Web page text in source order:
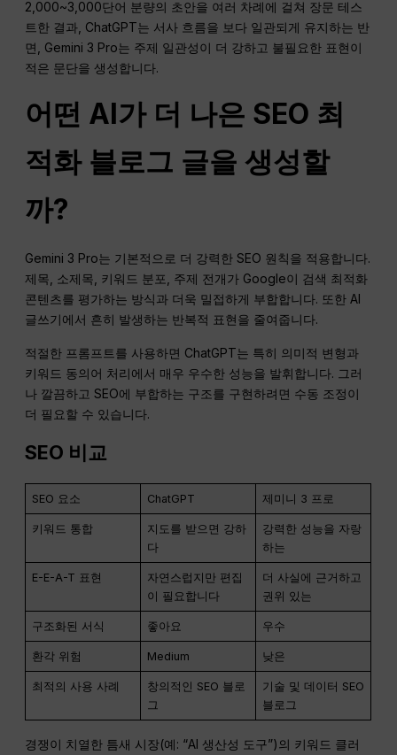
2,000~3,000단어 분량의 초안을 여러 차례에 걸쳐 장문 테스
트한 결과, ChatGPT는 서사 흐름을 보다 일관되게 유지하는 반
면, Gemini 3 Pro는 주제 일관성이 더 강하고 불필요한 표현이
적은 문단을 생성합니다.
어떤 AI가 더 나은 SEO 최
적화 블로그 글을 생성할
까?
Gemini 3 Pro는 기본적으로 더 강력한 SEO 원칙을 적용합니다.
제목, 소제목, 키워드 분포, 주제 전개가 Google이 검색 최적화
콘텐츠를 평가하는 방식과 더욱 밀접하게 부합합니다. 또한 AI
글쓰기에서 흔히 발생하는 반복적 표현을 줄여줍니다.
적절한 프롬프트를 사용하면 ChatGPT는 특히 의미적 변형과
키워드 동의어 처리에서 매우 우수한 성능을 발휘합니다. 그러
나 깔끔하고 SEO에 부합하는 구조를 구현하려면 수동 조정이
더 필요할 수 있습니다.
SEO 비교
SEO 요소 ChatGPT 제미니 3 프로
키워드 통합
지도를 받으면 강하
다
강력한 성능을 자랑
하는
E-E-A-T 표현
자연스럽지만 편집
이 필요합니다
더 사실에 근거하고
권위 있는
구조화된 서식 좋아요 우수
환각 위험 Medium 낮은
최적의 사용 사례
창의적인 SEO 블로
그
기술 및 데이터 SEO
블로그
경쟁이 치열한 틈새 시장(예: “AI 생산성 도구”)의 키워드 클러